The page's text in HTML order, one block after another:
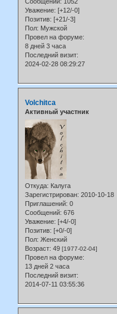
Сообщений: 1052
Уважение: [+12/-0]
Позитив: [+21/-3]
Пол: Мужской
Провел на форуме:
8 дней 3 часа
Последний визит:
2024-02-28 08:29:27
Volchitca
Активный участник
Откуда: Калуга
Зарегистрирован: 2010-10-18
Приглашений: 0
Сообщений: 676
Уважение: [+4/-0]
Позитив: [+0/-0]
Пол: Женский
Возраст: 49 [1977-02-04]
Провел на форуме:
13 дней 2 часа
Последний визит:
2014-07-11 03:55:36